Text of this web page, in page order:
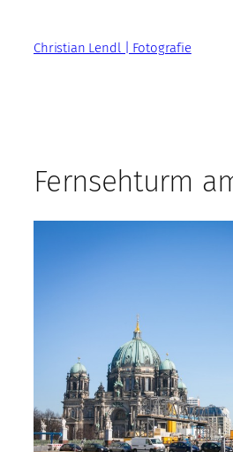
springenChristian Lendl | Fotografie
Fernsehturm